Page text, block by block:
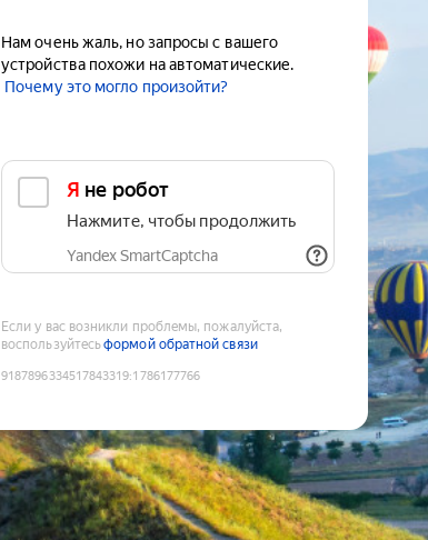
Нам очень жаль, но запросы с вашего
устройства похожи на автоматические.
Почему это могло произойти?
Я не робот
Нажмите, чтобы продолжить
Yandex SmartCaptcha
Если у вас возникли проблемы, пожалуйста,
воспользуйтесьформой обратной связи
9187896334517843319:1786177766